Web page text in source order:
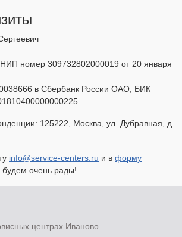
номер 309732802000019 от 20 января
в Сбербанк России ОАО, БИК
125222, Москва, ул. Дубравная, д.
info@service-centers.ru и в форму
будем очень рады!
центрах Иваново